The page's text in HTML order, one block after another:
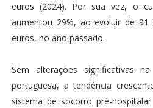
euros (2024). Por sua vez, o
aumentou 29%, ao evoluir de
euros, no ano passado.
Sem alterações significativas
portuguesa, a tendência
sistema de socorro pré-